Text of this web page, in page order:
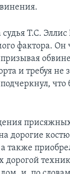
судья Т.С.
фактора. Он
и требуя не
дорогие
также
дорогой